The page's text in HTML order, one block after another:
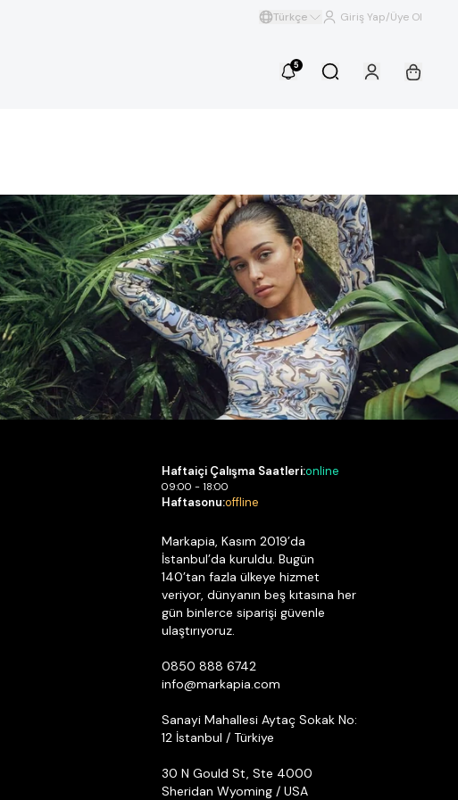
Türkçe Giriş Yap/Üye Ol
5
Haftaiçi Çalışma Saatleri:online
09:00 - 18:00
Haftasonu:offline
Markapia, Kasım 2019’da
İstanbul’da kuruldu. Bugün
140’tan fazla ülkeye hizmet
veriyor, dünyanın beş kıtasına her
gün binlerce siparişi güvenle
ulaştırıyoruz.
0850 888 6742
info@markapia.com
Sanayi Mahallesi Aytaç Sokak No:
12 İstanbul / Türkiye
30 N Gould St, Ste 4000
Sheridan Wyoming / USA